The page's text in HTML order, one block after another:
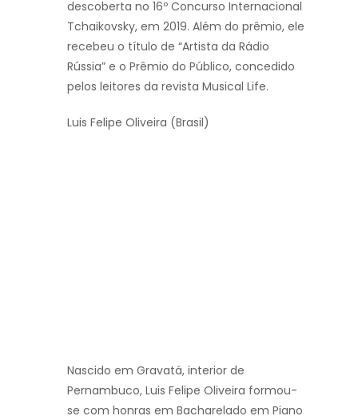
descoberta no 16º Concurso Internacional
Tchaikovsky, em 2019. Além do prêmio, ele
recebeu o título de “Artista da Rádio
Rússia” e o Prêmio do Público, concedido
pelos leitores da revista Musical Life.
Luis Felipe Oliveira (Brasil)
Nascido em Gravatá, interior de
Pernambuco, Luis Felipe Oliveira formou-
se com honras em Bacharelado em Piano